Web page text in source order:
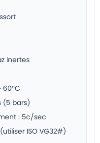
inertes
(5 bars)
: 5c/sec
ISO VG32#)